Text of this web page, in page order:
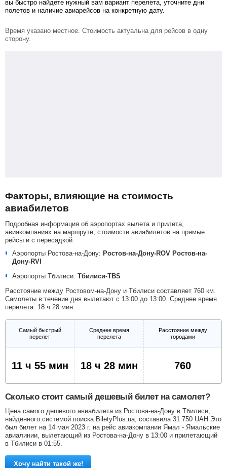
вы быстро найдете нужный вам вариант перелета, уточните дни
полетов и наличие авиарейсов на конкретную дату.
Время указано местное. Стоимость актуальна для рейсов в одну
сторону.
Факторы, влияющие на стоимость
авиабилетов
Подробная информация об аэропортах вылета и прилета,
авиакомпаниях на маршруте, стоимости авиабилетов на прямые
рейсы и с пересадкой.
Аэропорты Ростова-на-Дону: Ростов-на-Дону-ROV Ростов-на-
Дону-RVI
Аэропорты Тбилиси: Тбилиси-TBS
Расстояние между Ростовом-на-Дону и Тбилиси составляет 760 км.
Самолеты в течение дня вылетают с 13:00 до 13:00. Среднее время
перелета: 18 ч 28 мин.
Самый быстрый
перелет
Среднее время
перелета
Расстояние между
городами
11 ч 55 мин 18 ч 28 мин 760
Сколько стоит самый дешевый билет на самолет?
Цена самого дешевого авиабилета из Ростова-на-Дону в Тбилиси,
найденного системой поиска BiletyPlus.ua, составила 31 750 UAH Это
был билет на 14 мая 2023 г. на рейс авиакомпании Ямал - Ямальские
авиалинии, вылетающий из Ростова-на-Дону в 13:00 и прилетающий
в Тбилиси в 01:55.
Хочу найти такой же!